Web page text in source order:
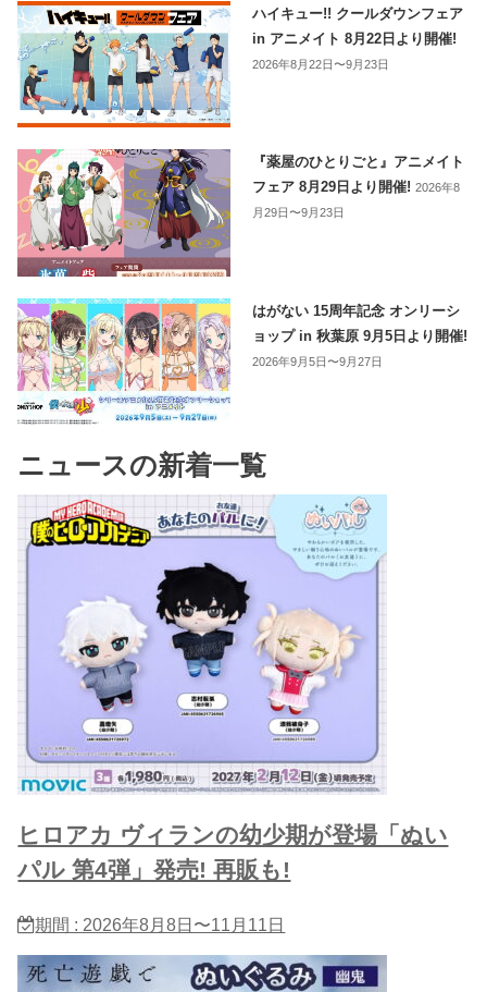
ハイキュー!! クールダウンフェア
in アニメイト 8月22日より開催!
2026年8月22日〜9月23日
『薬屋のひとりごと』アニメイト
フェア 8月29日より開催!2026年8
月29日〜9月23日
はがない 15周年記念 オンリーシ
ョップ in 秋葉原 9月5日より開催!
2026年9月5日〜9月27日
ニュースの新着一覧
ヒロアカ ヴィランの幼少期が登場「ぬい
パル 第4弾」発売! 再販も!
期間 : 2026年8月8日〜11月11日